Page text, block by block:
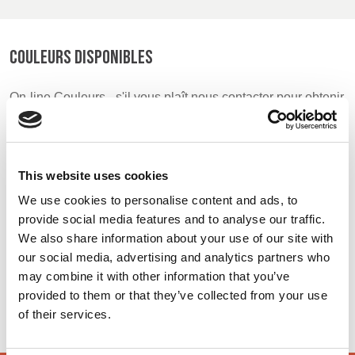
This website uses cookies
We use cookies to personalise content and ads, to
provide social media features and to analyse our traffic.
We also share information about your use of our site with
our social media, advertising and analytics partners who
may combine it with other information that you’ve
provided to them or that they’ve collected from your use
of their services.
UK, NORTHERN
COULEURS DISPONIBLES
On-line Couleurs - s'il vous plaît nous contacter pour obtenir
des renseignements sur les nouveaux ajouts à la gamme
l'objet d'ordonnances de meterage minimales
Orange
48298
Charcoal
48449
Royal Box
48297
48383